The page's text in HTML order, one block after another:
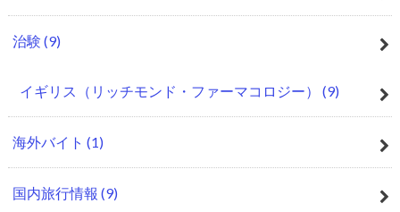
治験 (9)
イギリス（リッチモンド・ファーマコロジー） (9)
海外バイト (1)
国内旅行情報 (9)